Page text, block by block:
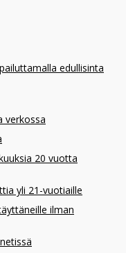
edullisinta
verkossa
20 vuotta
yli 21-vuotiaille
ilman